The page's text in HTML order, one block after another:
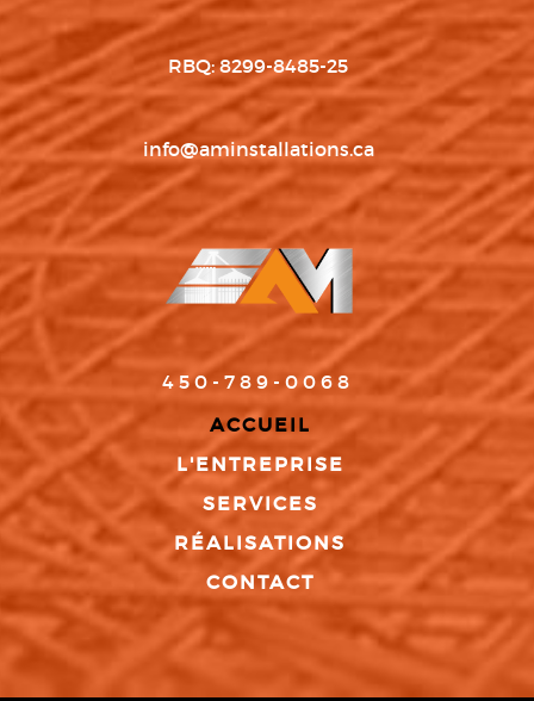
RBQ: 8299-8485-25
info@aminstallations.ca
450-789-0068
ACCUEIL
L'ENTREPRISE
SERVICES
RÉALISATIONS
CONTACT